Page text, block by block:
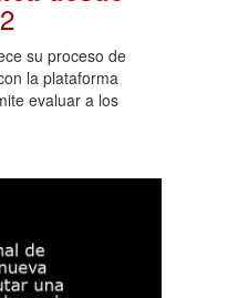
su proceso de
la plataforma
evaluar a los